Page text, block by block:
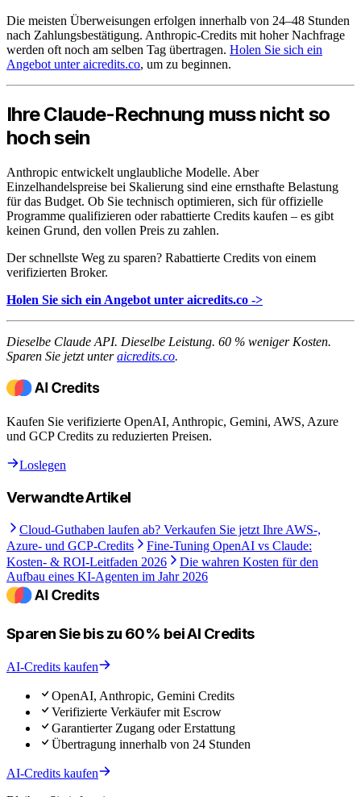
Die meisten Überweisungen erfolgen innerhalb von 24–48 Stunden
nach Zahlungsbestätigung. Anthropic-Credits mit hoher Nachfrage
werden oft noch am selben Tag übertragen. Holen Sie sich ein
Angebot unter aicredits.co, um zu beginnen.
Ihre Claude-Rechnung muss nicht so
hoch sein
Anthropic entwickelt unglaubliche Modelle. Aber
Einzelhandelspreise bei Skalierung sind eine ernsthafte Belastung
für das Budget. Ob Sie technisch optimieren, sich für offizielle
Programme qualifizieren oder rabattierte Credits kaufen – es gibt
keinen Grund, den vollen Preis zu zahlen.
Der schnellste Weg zu sparen? Rabattierte Credits von einem
verifizierten Broker.
Holen Sie sich ein Angebot unter aicredits.co ->
Dieselbe Claude API. Dieselbe Leistung. 60 % weniger Kosten.
Sparen Sie jetzt unteraicredits.co.
Kaufen Sie verifizierte OpenAI, Anthropic, Gemini, AWS, Azure
und GCP Credits zu reduzierten Preisen.
Loslegen
Verwandte Artikel
Cloud-Guthaben laufen ab? Verkaufen Sie jetzt Ihre AWS-,
Azure- und GCP-Credits
Fine-Tuning OpenAI vs Claude:
Kosten- & ROI-Leitfaden 2026
Die wahren Kosten für den
Aufbau eines KI-Agenten im Jahr 2026
Sparen Sie bis zu 60% bei AI Credits
AI-Credits kaufen
OpenAI, Anthropic, Gemini Credits
Verifizierte Verkäufer mit Escrow
Garantierter Zugang oder Erstattung
Übertragung innerhalb von 24 Stunden
AI-Credits kaufen